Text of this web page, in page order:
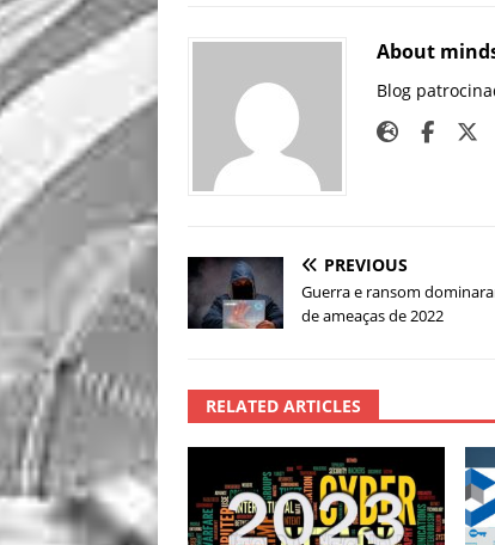
About
Blog
PREVIOUS
Guerra e ransom
de ameaças de 2022
RELATED ARTICLES